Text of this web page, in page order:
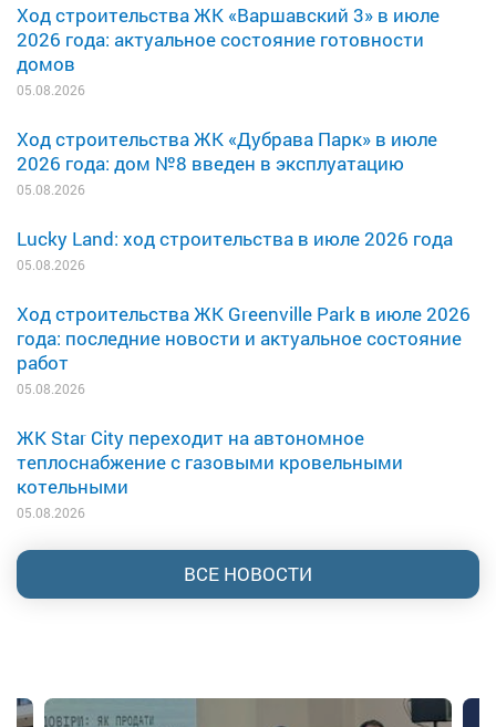
Ход строительства ЖК «Варшавский 3» в июле
2026 года: актуальное состояние готовности
домов
05.08.2026
Ход строительства ЖК «Дубрава Парк» в июле
2026 года: дом №8 введен в эксплуатацию
05.08.2026
Lucky Land: ход строительства в июле 2026 года
05.08.2026
Ход строительства ЖК Greenville Park в июле 2026
года: последние новости и актуальное состояние
работ
05.08.2026
ЖК Star City переходит на автономное
теплоснабжение с газовыми кровельными
котельными
05.08.2026
ВСЕ НОВОСТИ